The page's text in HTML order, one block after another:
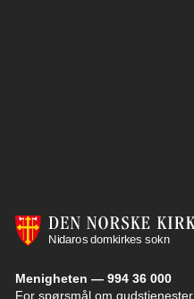
Menigheten — 994 36 000
For spørsmål om gudstjenester,